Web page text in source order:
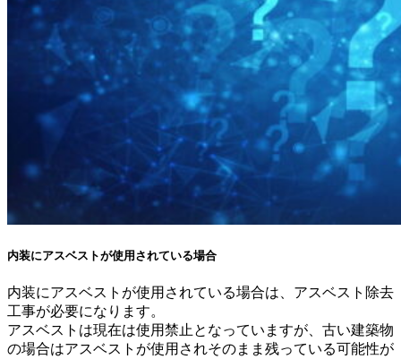
内装にアスベストが使用されている場合
内装にアスベストが使用されている場合は、アスベスト除去
工事が必要になります。
アスベストは現在は使用禁止となっていますが、古い建築物
の場合はアスベストが使用されそのまま残っている可能性が